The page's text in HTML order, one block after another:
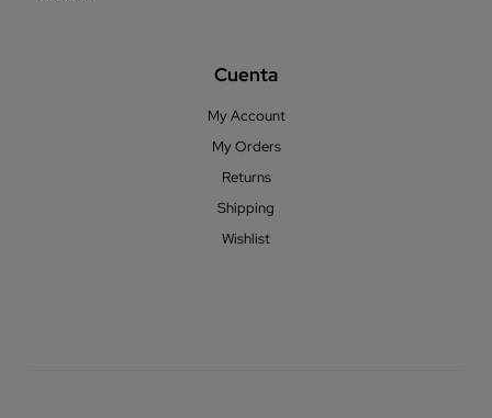
Cuenta
My Account
My Orders
Returns
Shipping
Wishlist